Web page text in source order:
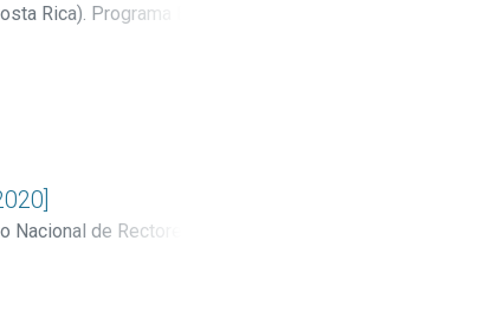
Rica). Programa Estado
Nacional de Rectores